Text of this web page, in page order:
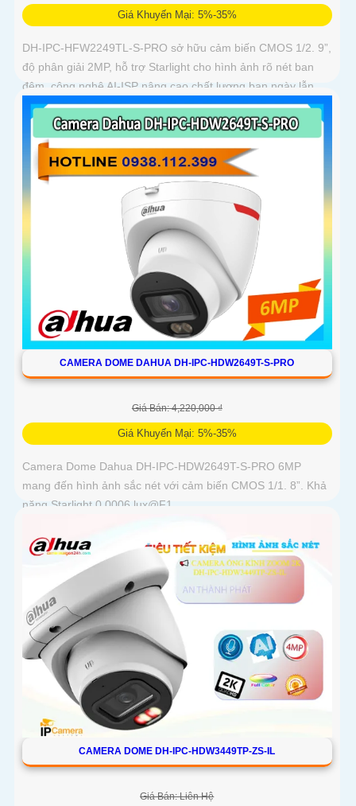
Giá Khuyến Mại: 5%-35%
DH-IPC-HFW2249TL-S-PRO sở hữu cảm biến CMOS 1/2. 9”,
độ phân giải 2MP, hỗ trợ Starlight cho hình ảnh rõ nét ban
đêm, công nghệ AI-ISP nâng cao chất lượng ban ngày lẫn
đêm, ghi âm rõ nhờ mic tích hợp, hỗ trợ thẻ nhớ 256GB,
chống nước IP67, hoạt động ổn định ngoài trời
CAMERA DOME DAHUA DH-IPC-HDW2649T-S-PRO
Giá Bán: 4,220,000 ₫
Giá Khuyến Mại: 5%-35%
Camera Dome Dahua DH-IPC-HDW2649T-S-PRO 6MP
mang đến hình ảnh sắc nét với cảm biến CMOS 1/1. 8”. Khả
năng Starlight 0.0006 lux@F1
CAMERA DOME DH-IPC-HDW3449TP-ZS-IL
Giá Bán: Liên Hệ